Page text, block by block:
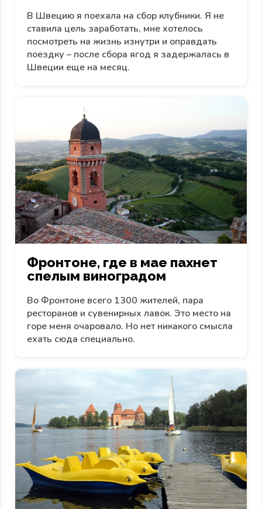
В Швецию я поехала на сбор клубники. Я не
ставила цель заработать, мне хотелось
посмотреть на жизнь изнутри и оправдать
поездку – после сбора ягод я задержалась в
Швеции еще на месяц.
Фронтоне, где в мае пахнет
спелым виноградом
Во Фронтоне всего 1300 жителей, пара
ресторанов и сувенирных лавок. Это место на
горе меня очаровало. Но нет никакого смысла
ехать сюда специально.